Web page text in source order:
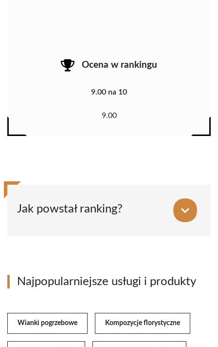
Ocena w rankingu
9.00 na 10
9.00
Jak powstał ranking?
Najpopularniejsze usługi i produkty
Wianki pogrzebowe Kompozycje florystyczne